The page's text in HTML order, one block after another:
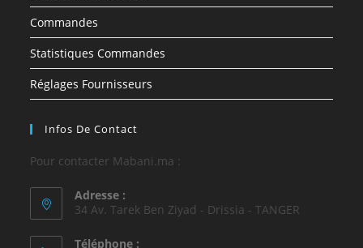
Commandes
Statistiques Commandes
Réglages Fournisseurs
Infos De Contact
Pour contacter Mabani.ma :
Adresse :
34 Av. Tarek Ben Ziyad - Drissia - TANGER
Téléphone :